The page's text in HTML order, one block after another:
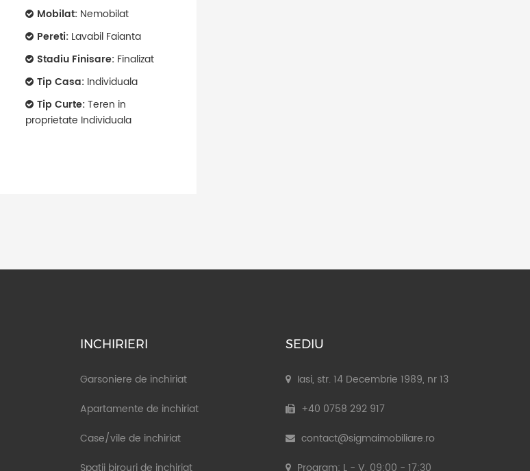
Mobilat:Nemobilat
Pereti:Lavabil Faianta
Stadiu Finisare:Finalizat
Tip Casa:Individuala
Tip Curte:Teren in
proprietate Individuala
INCHIRIERI
Garsoniere de inchiriat
Apartamente de inchiriat
Case/vile de inchiriat
Spatii birouri de inchiriat
SEDIU
Iasi, str. 14 Decembrie 1989, nr 13
+40 0758 292 917
contact@sigmaimobiliare.ro
Program: L - V, 09:00 - 17:30